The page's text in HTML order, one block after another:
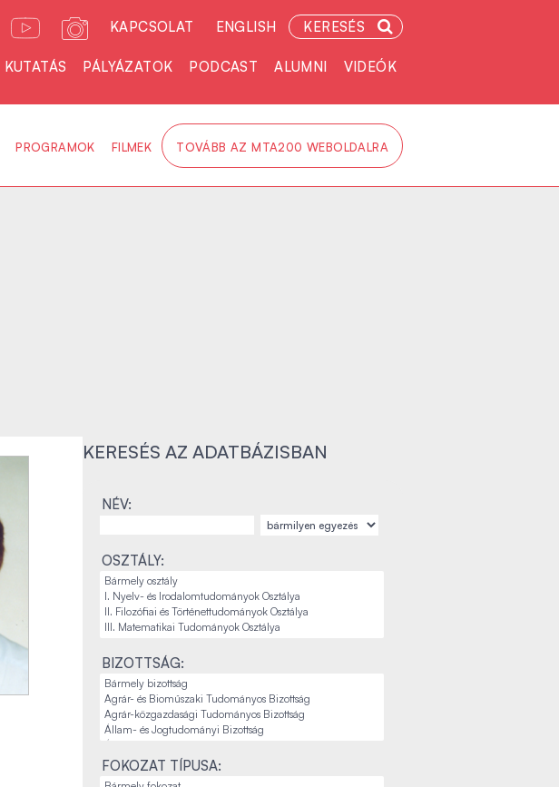
KAPCSOLAT ENGLISH KERESÉS
KUTATÁS PÁLYÁZATOK PODCAST ALUMNI VIDEÓK
PROGRAMOK FILMEK TOVÁBB AZ MTA200 WEBOLDALRA
KERESÉS AZ ADATBÁZISBAN
NÉV:
OSZTÁLY:
BIZOTTSÁG:
FOKOZAT TÍPUSA: